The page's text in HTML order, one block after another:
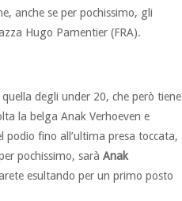
anche se per pochissimo, gli
Hugo Pamentier (FRA).
degli under 20, che però tiene
la belga Anak Verhoeven e
podio fino all’ultima presa toccata,
pochissimo, sarà Anak
esultando per un primo posto